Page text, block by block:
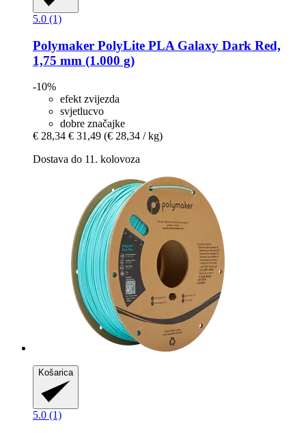
5.0 (1)
Polymaker PolyLite PLA Galaxy Dark Red,
1,75 mm (1.000 g)
-10%
efekt zvijezda
svjetlucvo
dobre značajke
€ 28,34 € 31,49 (€ 28,34 / kg)
Dostava do 11. kolovoza
Košarica
5.0 (1)